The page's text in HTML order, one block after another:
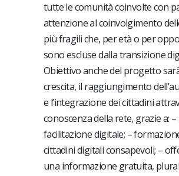
tutte le comunità coinvolte con
attenzione al coinvolgimento
più fragili che, per età o per
sono escluse dalla transizione
Obiettivo anche del progetto
crescita, il raggiungimento
e l’integrazione dei cittadini
conoscenza della rete, grazie a:
facilitazione digitale; –
cittadini digitali consapevoli; –
una informazione gratuita,